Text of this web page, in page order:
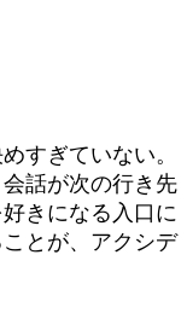
すぎていない。
話が次の行き先
きになる入口に
とが、アクシデ